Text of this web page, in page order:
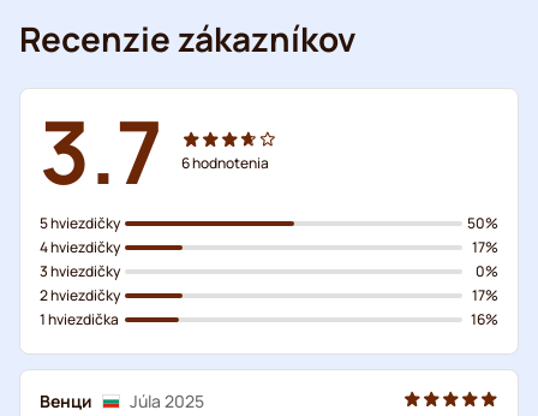
Recenzie zákazníkov
3.7 6hodnotenia
5 hviezdičky
4 hviezdičky
3 hviezdičky
2 hviezdičky
1 hviezdička
50%
17%
0%
17%
16%
Венци
Júla 2025